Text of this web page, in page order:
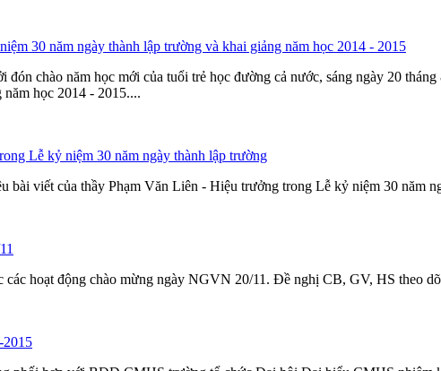
30 năm ngày thành lập trường và khai giảng năm học 2014 - 2015
chào năm học mới của tuổi trẻ học đường cả nước, sáng ngày 20
học 2014 - 2015....
Lễ kỷ niệm 30 năm ngày thành lập trường
bài viết của thầy Phạm Văn Liên - Hiệu trưởng trong Lễ kỷ niệm 30 năm
các hoạt động chào mừng ngày NGVN 20/11. Đề nghị CB, GV, HS theo
2015